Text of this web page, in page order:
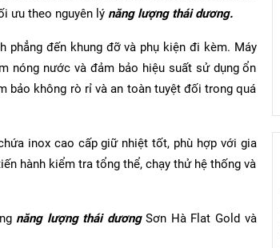
ưu theo nguyên lý năng lượng thái dương.
đến khung đỡ và phụ kiện đi kèm. Máy
nóng nước và đảm bảo hiệu suất sử dụng ổn
bảo không rò rỉ và an toàn tuyệt đối trong quá
inox cao cấp giữ nhiệt tốt, phù hợp với gia
hành kiểm tra tổng thể, chạy thử hệ thống và
năng lượng thái dương Sơn Hà Flat Gold và